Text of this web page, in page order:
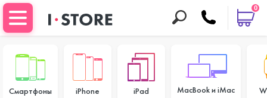
0
Смартфоны iPhone iPad MacBook и iMac